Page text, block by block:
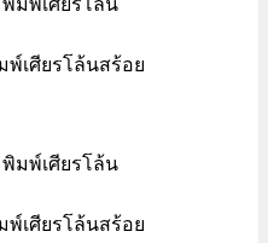
เศียรโล้นสร้อย
เศียรโล้นสร้อย